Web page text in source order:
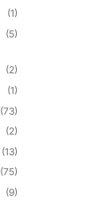
(1)
(5)
(2)
(1)
(73)
(2)
(13)
(75)
(9)